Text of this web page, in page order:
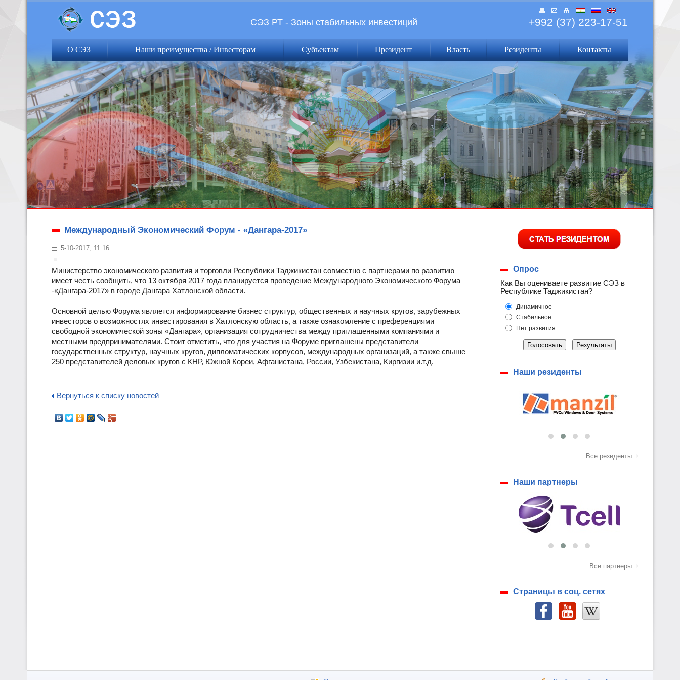
СЭЗ РТ - Зоны стабильных инвестиций +992 (37) 223-17-51
О СЭЗ Наши преимущества / Инвесторам Субъектам Президент Власть Резиденты Контакты
Международный Экономический Форум - «Дангара-2017»
5-10-2017, 11:16
Министерство экономического развития и торговли Республики Таджикистан совместно с партнерами по развитию
имеет честь сообщить, что 13 октября 2017 года планируется проведение Международного Экономического Форума
-«Дангара-2017» в городе Дангара Хатлонской области.
Основной целью Форума является информирование бизнес структур, общественных и научных кругов, зарубежных
инвесторов о возможностях инвестирования в Хатлонскую область, а также ознакомление с преференциями
свободной экономической зоны «Дангара», организация сотрудничества между приглашенными компаниями и
местными предпринимателями. Стоит отметить, что для участия на Форуме приглашены представители
государственных структур, научных кругов, дипломатических корпусов, международных организаций, а также свыше
250 представителей деловых кругов с КНР, Южной Кореи, Афганистана, России, Узбекистана, Киргизии и.т.д.
Вернуться к списку новостей
Опрос
Как Вы оцениваете развитие СЭЗ в
Республике Таджикистан?
Динамичное
Стабильное
Нет развития
Голосовать Результаты
Наши резиденты
Все резиденты
Наши партнеры
Все партнеры
Страницы в соц. сетях